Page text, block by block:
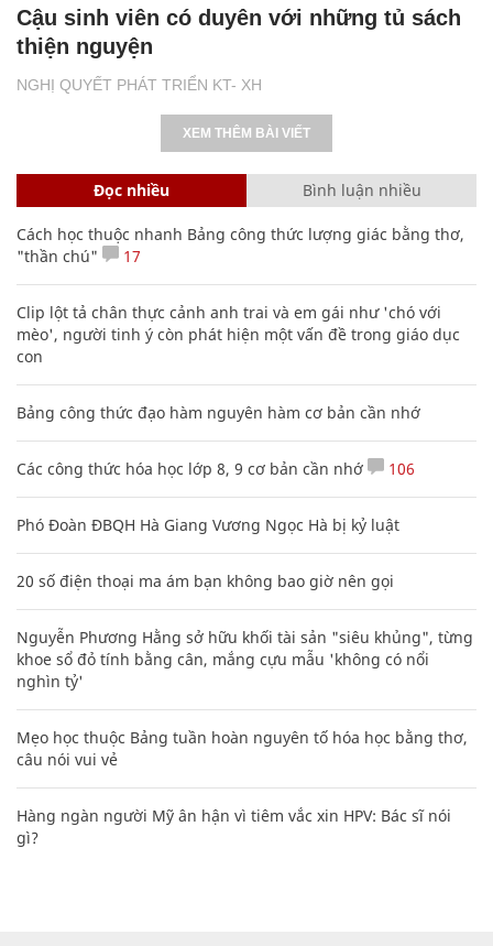
NGHỊ QUYẾT PHÁT TRIỂN KT- XH
Cậu sinh viên có duyên với những tủ sách
thiện nguyện
XEM THÊM BÀI VIẾT
Đọc nhiều Bình luận nhiều
Cách học thuộc nhanh Bảng công thức lượng giác bằng thơ,
"thần chú"
17
Clip lột tả chân thực cảnh anh trai và em gái như 'chó với
mèo', người tinh ý còn phát hiện một vấn đề trong giáo dục
con
Bảng công thức đạo hàm nguyên hàm cơ bản cần nhớ
Các công thức hóa học lớp 8, 9 cơ bản cần nhớ 106
Phó Đoàn ĐBQH Hà Giang Vương Ngọc Hà bị kỷ luật
20 số điện thoại ma ám bạn không bao giờ nên gọi
Nguyễn Phương Hằng sở hữu khối tài sản "siêu khủng", từng
khoe sổ đỏ tính bằng cân, mắng cựu mẫu 'không có nổi
nghìn tỷ'
Mẹo học thuộc Bảng tuần hoàn nguyên tố hóa học bằng thơ,
câu nói vui vẻ
Hàng ngàn người Mỹ ân hận vì tiêm vắc xin HPV: Bác sĩ nói
gì?